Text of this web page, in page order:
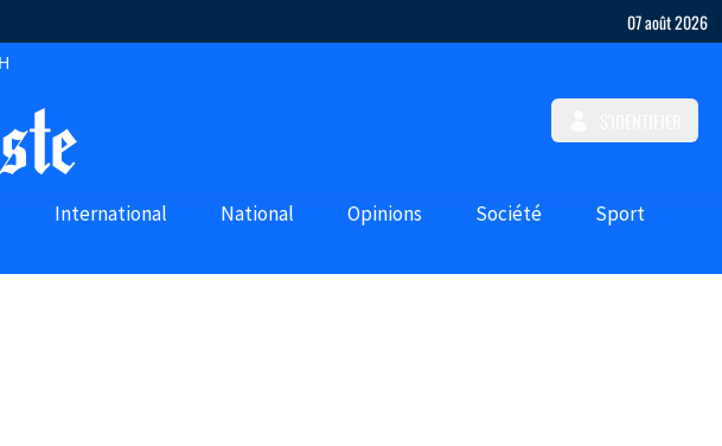
07 août 2026
International National Opinions Société Sport